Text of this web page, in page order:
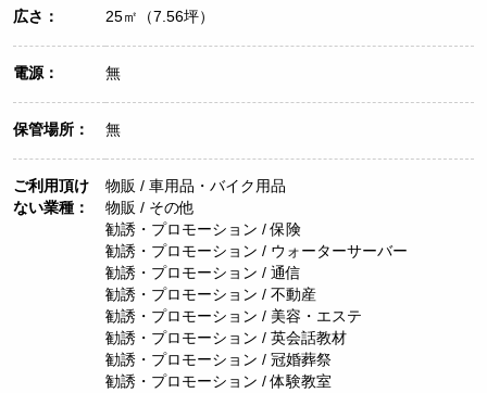
広さ： 25㎡（7.56坪）
電源： 無
保管場所： 無
ご利用頂け
ない業種：
物販 / 車用品・バイク用品
物販 / その他
勧誘・プロモーション / 保険
勧誘・プロモーション / ウォーターサーバー
勧誘・プロモーション / 通信
勧誘・プロモーション / 不動産
勧誘・プロモーション / 美容・エステ
勧誘・プロモーション / 英会話教材
勧誘・プロモーション / 冠婚葬祭
勧誘・プロモーション / 体験教室